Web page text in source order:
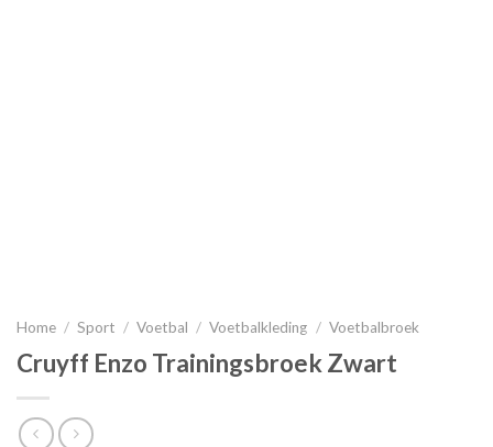
Home / Sport / Voetbal / Voetbalkleding / Voetbalbroek
Cruyff Enzo Trainingsbroek Zwart